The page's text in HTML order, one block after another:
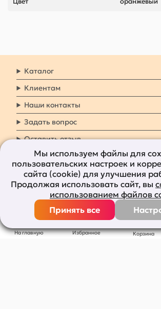
На главную Избранное Корзина
Каталог
Клиентам
Наши контакты
Задать вопрос
Оставить отзыв
8 800 7009 161 Заказать
Наши социальные
сети
Все права защищены © 2011-2026
Мы используем файлы для
пользовательских настроек и
сайта (cookie) для улучшения
Продолжая использовать сайт, вы
использованием файлов
Принять все